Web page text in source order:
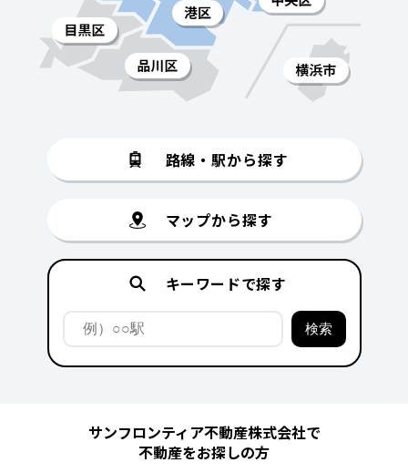
路線・駅から探す
マップから探す
キーワードで探す
サンフロンティア不動産株式会社で
不動産をお探しの方